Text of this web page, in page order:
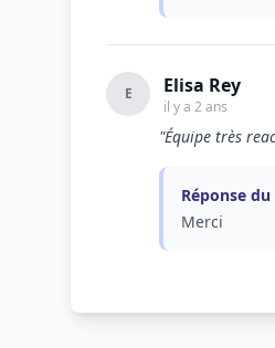
E Elisa Rey
il y a 2 ans
"Équipe très
Réponse
Merci